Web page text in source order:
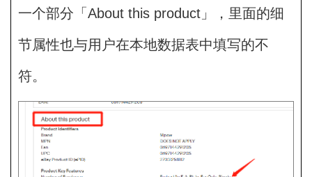
一个部分「About this product」，里面的细
节属性也与用户在本地数据表中填写的不
符。